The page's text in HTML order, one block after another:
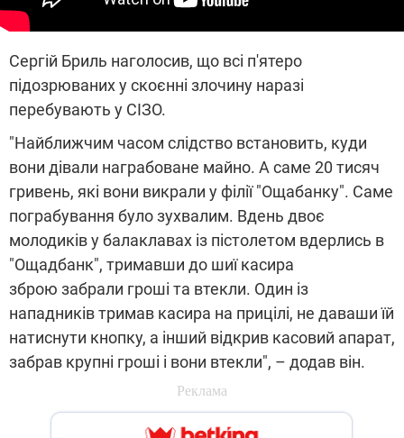
Сергій Бриль наголосив, що всі п'ятеро
підозрюваних у скоєнні злочину наразі
перебувають у СІЗО.
"Найближчим часом слідство встановить, куди
вони дівали награбоване майно. А саме 20 тисяч
гривень, які вони викрали у філії "Ощабанку". Саме
пограбування було зухвалим. Вдень двоє
молодиків у балаклавах із пістолетом вдерлись в
"Ощадбанк", тримавши до шиї касира
зброю забрали гроші та втекли. Один із
нападників тримав касира на прицілі, не даваши їй
натиснути кнопку, а інший відкрив касовий апарат,
забрав крупні гроші і вони втекли", – додав він.